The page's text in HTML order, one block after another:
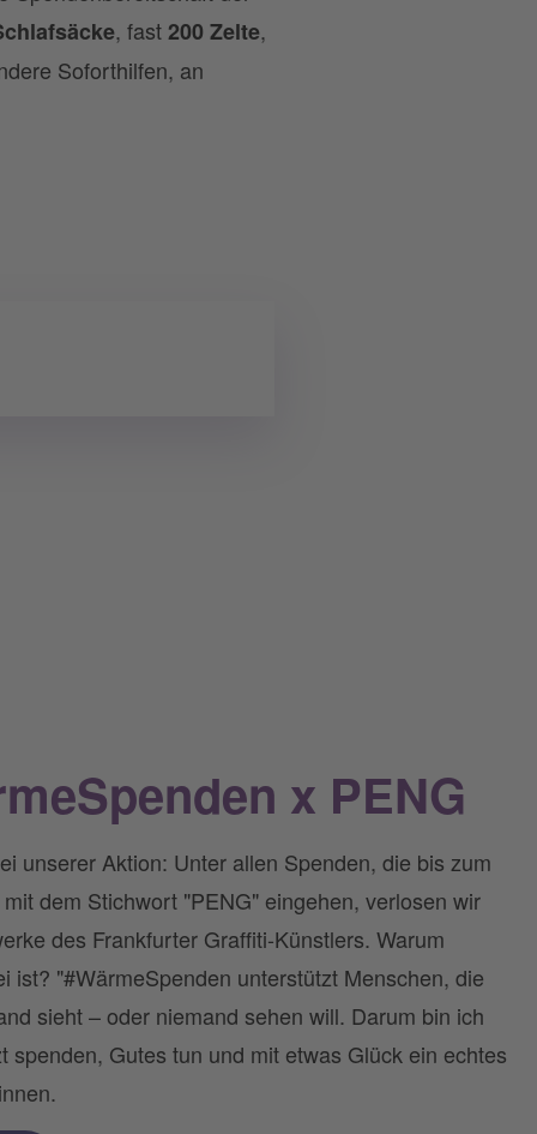
, fast200 Zelte,
Soforthilfen, an
x PENG
unserer Aktion: Unter allen Spenden, die bis zum
dem Stichwort "PENG" eingehen, verlosen wir
des Frankfurter Graffiti-Künstlers. Warum
ist? "#WärmeSpenden unterstützt Menschen, die
sieht – oder niemand sehen will. Darum bin ich
spenden, Gutes tun und mit etwas Glück ein echtes